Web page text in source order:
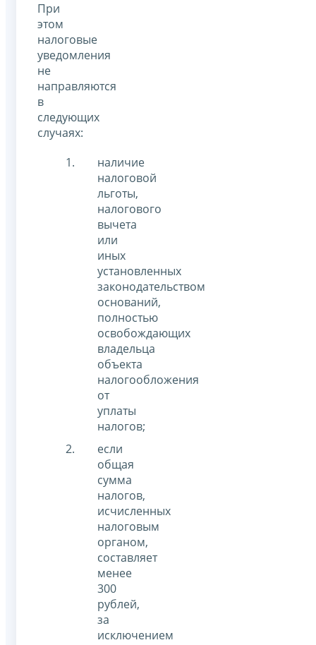
При
этом
налоговые
уведомления
не
направляются
в
следующих
случаях:
наличие
налоговой
льготы,
налогового
вычета
или
иных
установленных
законодательством
оснований,
полностью
освобождающих
владельца
объекта
налогообложения
от
уплаты
налогов;
если
общая
сумма
налогов,
исчисленных
налоговым
органом,
составляет
менее
300
рублей,
за
исключением